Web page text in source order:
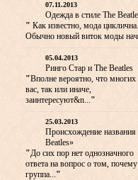
07.11.2013
Одежда в стиле The
" Как известно, мода циклична.
Обычно новый виток моды
05.04.2013
Ринго Стар и The Beatles
"Вполне вероятно, что многих
вас, так или иначе,
заинтересуют&n..."
25.03.2013
Происхождение названия
Beatles»
"До сих пор нет однозначного
ответа на вопрос о том, почему
группа..."